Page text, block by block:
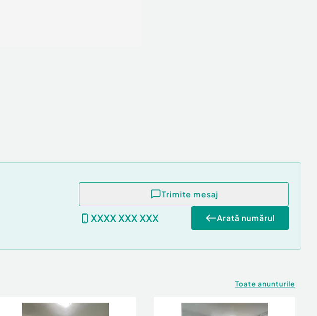
Trimite mesaj
XXXX XXX XXX Arată numărul
Toate anunturile